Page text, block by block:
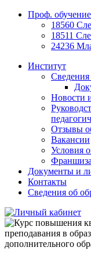
Проф. обучение
18560
18511
24236
Институт
Сведения
Новости
Отзывы
Вакансии
Условия
Франшиза
Документы и
Контакты
Сведения об